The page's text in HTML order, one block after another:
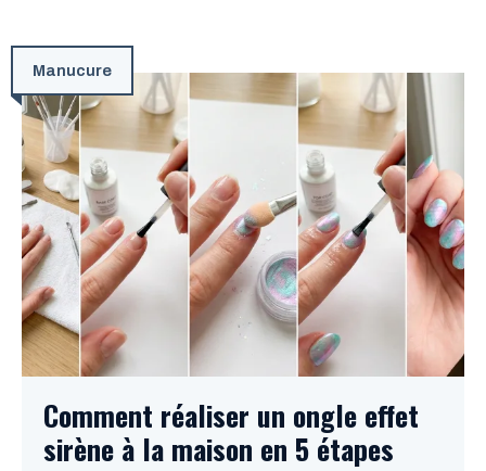
Manucure
Comment réaliser un ongle effet
sirène à la maison en 5 étapes